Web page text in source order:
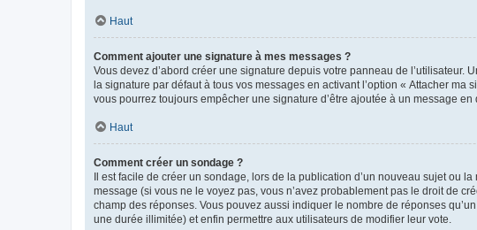
Haut
Comment ajouter une signature à mes messages ?
Vous devez d’abord créer une signature depuis votre panneau de l’utilisateur.
la signature par défaut à tous vos messages en activant l’option « Attacher ma
vous pourrez toujours empêcher une signature d’être ajoutée à un message en
Haut
Comment créer un sondage ?
Il est facile de créer un sondage, lors de la publication d’un nouveau sujet ou
message (si vous ne le voyez pas, vous n’avez probablement pas le droit de
champ des réponses. Vous pouvez aussi indiquer le nombre de réponses
une durée illimitée) et enfin permettre aux utilisateurs de modifier leur vote.